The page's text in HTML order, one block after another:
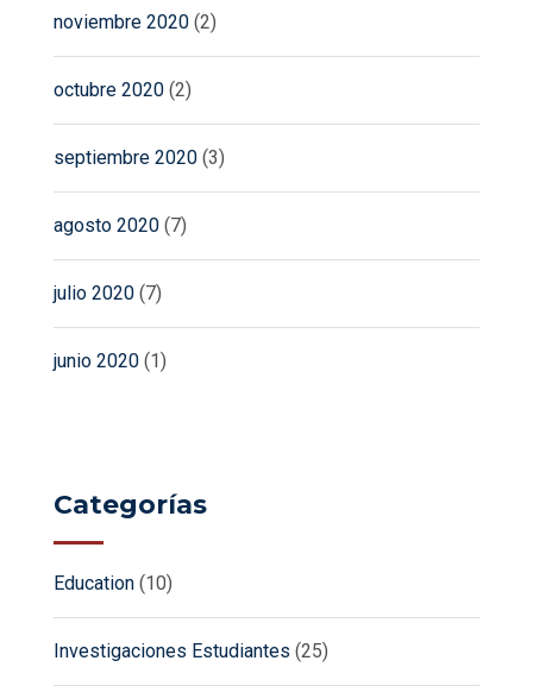
noviembre 2020 (2)
octubre 2020 (2)
septiembre 2020 (3)
agosto 2020 (7)
julio 2020 (7)
junio 2020 (1)
Categorías
Education (10)
Investigaciones Estudiantes (25)